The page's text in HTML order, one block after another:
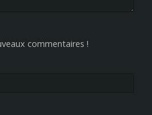
commentaires !